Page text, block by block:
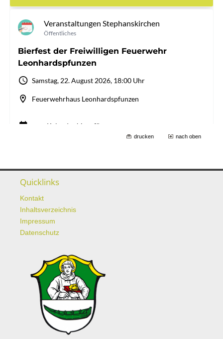
drucken nach oben
Quicklinks
Kontakt
Inhaltsverzeichnis
Impressum
Datenschutz